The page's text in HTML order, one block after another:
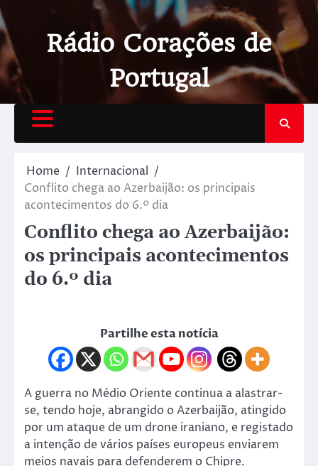
Rádio Corações de
Portugal
Home
Internacional
Conflito chega ao Azerbaijão: os principais
acontecimentos do 6.º dia
Conflito chega ao Azerbaijão:
os principais acontecimentos
do 6.º dia
Partilhe esta notícia
A guerra no Médio Oriente continua a alastrar-
se, tendo hoje, abrangido o Azerbaijão, atingido
por um ataque de um drone iraniano, e registado
a intenção de vários países europeus enviarem
meios navais para defenderem o Chipre.